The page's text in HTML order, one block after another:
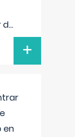
d...
+
en